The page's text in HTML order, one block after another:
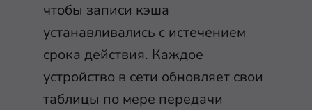
чтобы записи кэша
устанавливались с истечением
срока действия. Каждое
устройство в сети обновляет свои
таблицы по мере передачи